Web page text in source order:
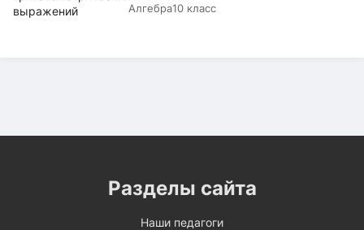
Алгебра10 класс
Разделы сайта
Наши педагоги